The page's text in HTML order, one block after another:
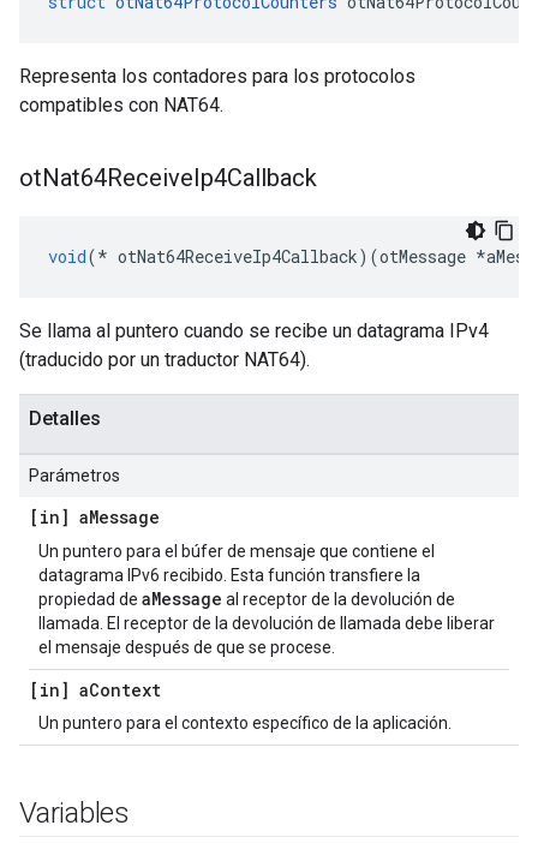
Representa los contadores para los protocolos
compatibles con NAT64.
otNat64ReceiveIp4Callback
void(* otNat64ReceiveIp4Callback)(otMessage *
Se llama al puntero cuando se recibe un datagrama IPv4
(traducido por un traductor NAT64).
Detalles
Parámetros
[in] aMessage
Un puntero para el búfer de mensaje que contiene el
datagrama IPv6 recibido. Esta función transfiere la
propiedad de aMessage al receptor de la devolución de
llamada. El receptor de la devolución de llamada debe liberar
el mensaje después de que se procese.
[in] aContext
Un puntero para el contexto específico de la aplicación.
Variables